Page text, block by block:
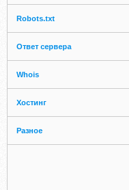
Robots.txt
Ответ сервера
Whois
Хостинг
Разное